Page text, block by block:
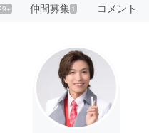
仲間募集 1 コメント